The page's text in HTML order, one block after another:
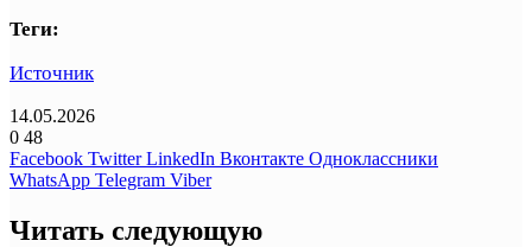
Теги:
Источник
14.05.2026
0 48
Facebook Twitter LinkedIn Вконтакте Одноклассники
WhatsApp Telegram Viber
Читать следующую